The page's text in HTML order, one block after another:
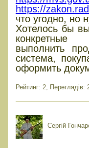
https://
что угодно, но
Хотелось бы
выполнить
система,
оформить
Рейтинг: 2, Переглядів:
Сергій